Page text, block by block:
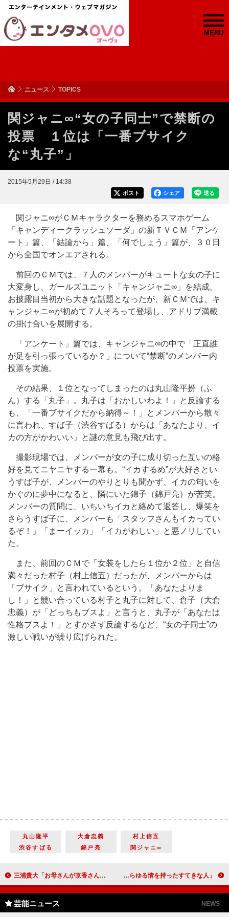
MENU
ニュース TOPICS
関ジャニ∞“女の子同士”で禁断の
投票 １位は「一番ブサイク
な“丸子”」
2015年5月29日 / 14:38
送る
シェア
ポスト
関ジャニ∞がＣＭキャラクターを務めるスマホゲーム
「キャンディークラッシュソーダ」の新ＴＶＣＭ「アンケ
ート」篇、「結論から」篇、「何でしょう」篇が、３０日
から全国でオンエアされる。
前回のＣＭでは、７人のメンバーがキュートな女の子に
大変身し、ガールズユニット「キャンジャニ∞」を結成。
お披露目当初から大きな話題となったが、新ＣＭでは、キ
ャンジャニ∞が初めて７人そろって登場し、アドリブ満載
の掛け合いを展開する。
「アンケート」篇では、キャンジャニ∞の中で「正直誰
が足を引っ張っているか？」について“禁断”のメンバー内
投票を実施。
その結果、１位となってしまったのは丸山隆平扮（ふ
ん）する「丸子」。丸子は「おかしいわよ！」と反論する
も、「一番ブサイクだから納得～！」とメンバーから散々
に言われ、すば子（渋谷すばる）からは「あなたより、イ
カの方がかわいい」と謎の意見も飛び出す。
撮影現場では、メンバーが女の子に成り切った互いの格
好を見てニヤニヤする一幕も。“イカするめ”が大好きとい
うすば子が、メンバーのやりとりも聞かず、イカの匂いを
かぐのに夢中になると、隣にいた錦子（錦戸亮）が苦笑。
メンバーの質問に、いちいちイカと絡めて返答し、爆笑を
さらうすば子に、メンバーも「スタッフさんもイカってい
るぞ！」「まーイッカ」「イカがわしい」と悪ノリしてい
た。
また、前回のＣＭで「女装をしたら１位か２位」と自信
満々だった村子（村上信五）だったが、メンバーからは
「ブサイク」と言われているという。「あなたよりま
し！」と競い合っている村子と丸子に対して、倉子（大倉
忠義）が「どっちもブスよ」と言うと、丸子が「あなたは
性格ブスよ！」とすかさず反論するなど、“女の子同士”の
激しい戦いが繰り広げられた。
丸山隆平 大倉忠義
村上信五
渋谷すばる
錦戸亮 関ジャニ∞
三浦貴大「お母さんが京香さんでよかった」 鈴木京香、子を戦地に送り出す母親役 村上ショージ、今いくよさんをしのぶ 「芸人魂とあらゆる情を持ったすてきな人」
芸能ニュース NEWS